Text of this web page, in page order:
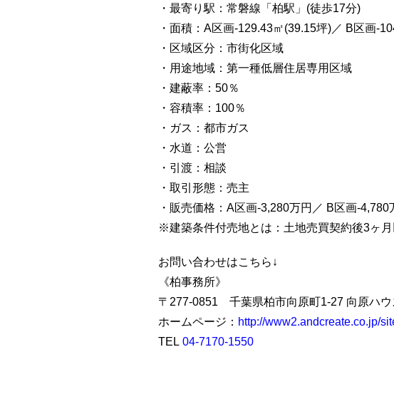
・最寄り駅：常磐線「柏駅」(徒歩17分)
・面積：A区画-129.43㎡(39.15坪)／ B区画-
・区域区分：市街化区域
・用途地域：第一種低層住居専用区域
・建蔽率：50％
・容積率：100％
・ガス：都市ガス
・水道：公営
・引渡：相談
・取引形態：売主
・販売価格：A区画-3,280万円／ B区画-4,780
※建築条件付売地とは：土地売買契約後3ヶ
お問い合わせはこちら↓
《柏事務所》
〒277-0851 千葉県柏市向原町1-27 向原ハウ
ホームページ： http://www2.andcreate.co.jp/
TEL 04-7170-1550